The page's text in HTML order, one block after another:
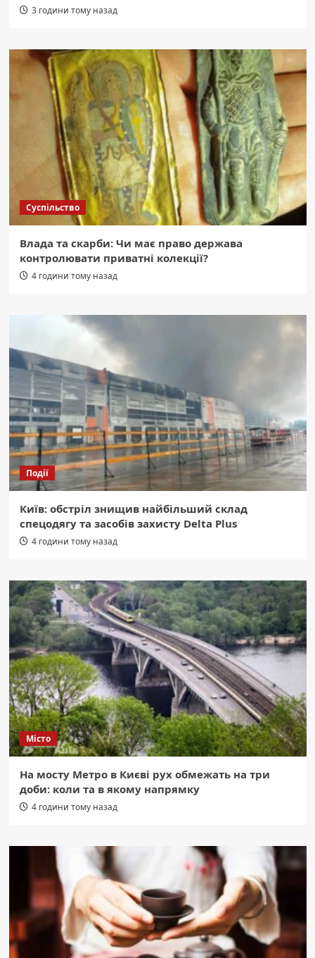
3 години тому назад
Суспільство
Влада та скарби: Чи має право держава
контролювати приватні колекції?
4 години тому назад
Події
Київ: обстріл знищив найбільший склад
спецодягу та засобів захисту Delta Plus
4 години тому назад
Місто
На мосту Метро в Києві рух обмежать на три
доби: коли та в якому напрямку
4 години тому назад